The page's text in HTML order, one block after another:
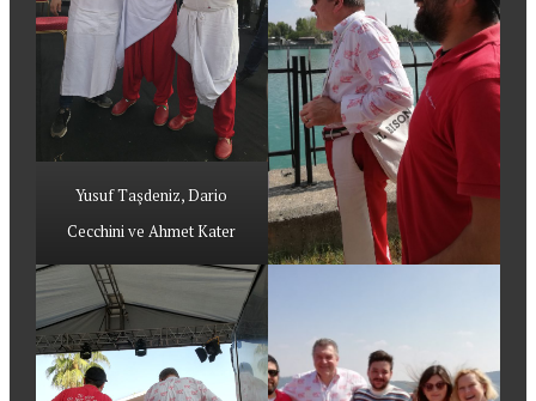
Yusuf Taşdeniz, Dario
Cecchini ve Ahmet Kater